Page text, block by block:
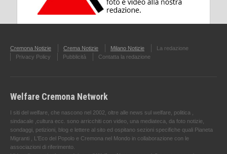
Cremona Notizie Crema Notizie Milano Notizie
La redazione
Privacy Policy
Pubblicità Contatta la redazione
Welfare Cremona Network
I siti del welfare, che nascono nel 2002, oltre alle news sul welfare, politica ,
sindacale ,cultura ecc. sono arricchiti con video, una mediateca, da foto notizie,
sondaggi, petizioni, blog e lettere al sito ed ospitano sezioni specifiche quali Pianeta
Migranti , L'Eco del Popolo e Cremona nel Mondo in collaborazione con le
associazioni di riferimento.